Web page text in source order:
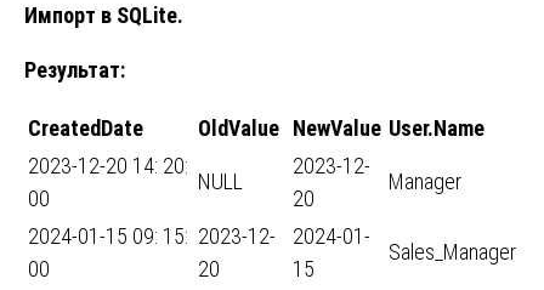
Импорт в SQLite.
Результат:
CreatedDate OldValue NewValue User.Name
2023-12-20 14: 20:
00
NULL
2023-12-
20
Manager
2024-01-15 09: 15:
00
2023-12-
20
2024-01-
15
Sales_Manager